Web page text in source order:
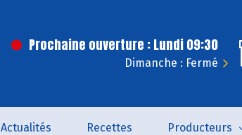
Prochaine ouverture : Lundi 09:30
Dimanche : Fermé
Actualités Recettes Producteurs